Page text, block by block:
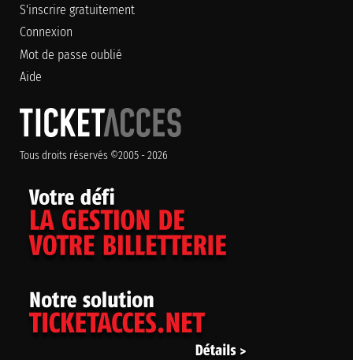
S'inscrire gratuitement
Connexion
Mot de passe oublié
Aide
Tous droits réservés ©2005 - 2026